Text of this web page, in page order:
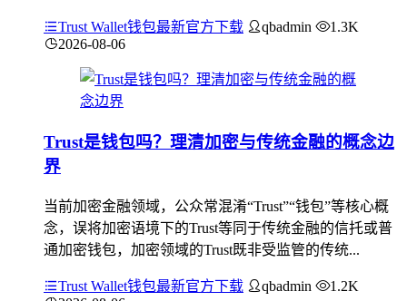
Trust Wallet钱包最新官方下载 qbadmin
1.3K
2026-08-06
Trust是钱包吗？理清加密与传统金融的概念边
界
当前加密金融领域，公众常混淆“Trust”“钱包”等核心概
念，误将加密语境下的Trust等同于传统金融的信托或普
通加密钱包，加密领域的Trust既非受监管的传统...
Trust Wallet钱包最新官方下载 qbadmin
1.2K